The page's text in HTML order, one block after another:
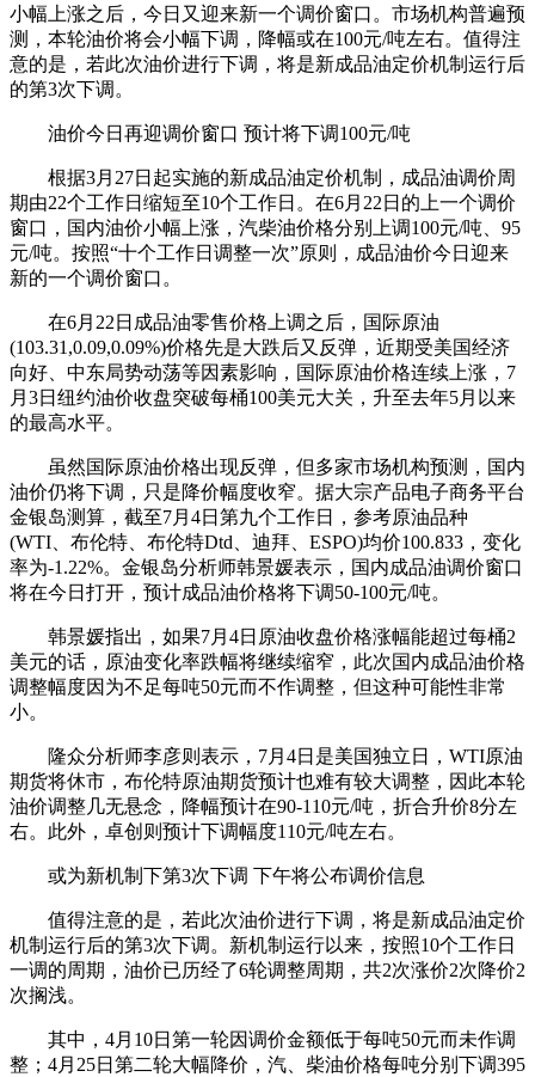
小幅上涨之后，今日又迎来新一个调价窗口。市场机构普遍预
测，本轮油价将会小幅下调，降幅或在100元/吨左右。值得注
意的是，若此次油价进行下调，将是新成品油定价机制运行后
的第3次下调。
油价今日再迎调价窗口 预计将下调100元/吨
根据3月27日起实施的新成品油定价机制，成品油调价周
期由22个工作日缩短至10个工作日。在6月22日的上一个调价
窗口，国内油价小幅上涨，汽柴油价格分别上调100元/吨、95
元/吨。按照“十个工作日调整一次”原则，成品油价今日迎来
新的一个调价窗口。
在6月22日成品油零售价格上调之后，国际原油
(103.31,0.09,0.09%)价格先是大跌后又反弹，近期受美国经济
向好、中东局势动荡等因素影响，国际原油价格连续上涨，7
月3日纽约油价收盘突破每桶100美元大关，升至去年5月以来
的最高水平。
虽然国际原油价格出现反弹，但多家市场机构预测，国内
油价仍将下调，只是降价幅度收窄。据大宗产品电子商务平台
金银岛测算，截至7月4日第九个工作日，参考原油品种
(WTI、布伦特、布伦特Dtd、迪拜、ESPO)均价100.833，变化
率为-1.22%。金银岛分析师韩景媛表示，国内成品油调价窗口
将在今日打开，预计成品油价格将下调50-100元/吨。
韩景媛指出，如果7月4日原油收盘价格涨幅能超过每桶2
美元的话，原油变化率跌幅将继续缩窄，此次国内成品油价格
调整幅度因为不足每吨50元而不作调整，但这种可能性非常
小。
隆众分析师李彦则表示，7月4日是美国独立日，WTI原油
期货将休市，布伦特原油期货预计也难有较大调整，因此本轮
油价调整几无悬念，降幅预计在90-110元/吨，折合升价8分左
右。此外，卓创则预计下调幅度110元/吨左右。
或为新机制下第3次下调 下午将公布调价信息
值得注意的是，若此次油价进行下调，将是新成品油定价
机制运行后的第3次下调。新机制运行以来，按照10个工作日
一调的周期，油价已历经了6轮调整周期，共2次涨价2次降价2
次搁浅。
其中，4月10日第一轮因调价金额低于每吨50元而未作调
整；4月25日第二轮大幅降价，汽、柴油价格每吨分别下调395